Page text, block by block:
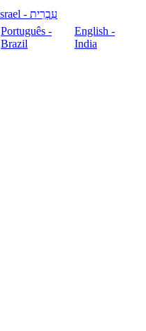
עִבְרִית - Israel
Português -
Brazil
English -
India